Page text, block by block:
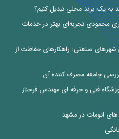
یک برند محلی تبدیل کنیم؟
محمودی تجربه‌ای بهتر در خدمات
شهرهای صنعتی: راهکارهای حفاظت از
جامعه مصرف کننده آن
فنی و حرفه ای مهندس فرحناز
اتومات در مشهد